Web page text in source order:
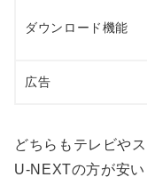
ダウンロード機能
広告
どちらもテレビや
U-NEXTの方が安